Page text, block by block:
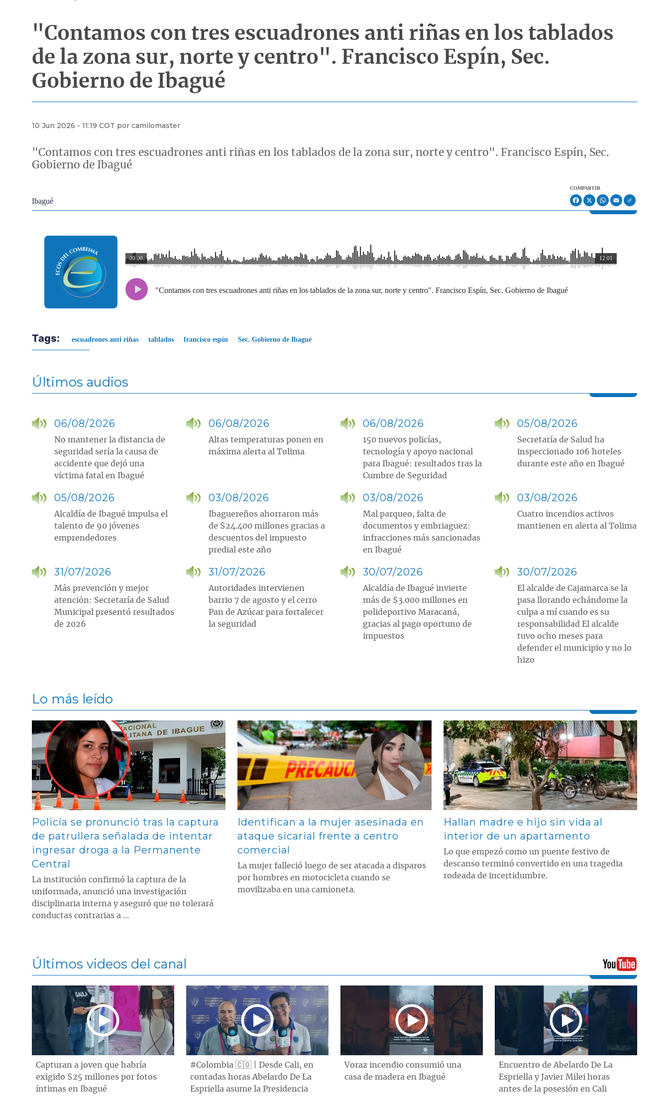
"Contamos con tres escuadrones anti riñas en los tablados
de la zona sur, norte y centro". Francisco Espín, Sec.
Gobierno de Ibagué
10 Jun 2026 - 11:19 COT por camilomaster
"Contamos con tres escuadrones anti riñas en los tablados de la zona sur, norte y centro". Francisco Espín, Sec.
Gobierno de Ibagué
Econoticias y Eventos
Ibagué
COMPARTIR
Facebook
X WhatsApp
Email
12:01
00:00
"Contamos con tres escuadrones anti riñas en los tablados de la zona sur, norte y centro". Francisco Espín, Sec. Gobierno de Ibagué
Tags: escuadrones anti riñas tablados francisco espín Sec. Gobierno de Ibagué
Últimos audios
06/08/2026
No mantener la distancia de
seguridad sería la causa de
accidente que dejó una
víctima fatal en Ibagué
06/08/2026
Altas temperaturas ponen en
máxima alerta al Tolima
06/08/2026
150 nuevos policías,
tecnología y apoyo nacional
para Ibagué: resultados tras la
Cumbre de Seguridad
05/08/2026
Secretaría de Salud ha
inspeccionado 106 hoteles
durante este año en Ibagué
05/08/2026
Alcaldía de Ibagué impulsa el
talento de 90 jóvenes
emprendedores
03/08/2026
Ibaguereños ahorraron más
de $24.400 millones gracias a
descuentos del impuesto
predial este año
03/08/2026
Mal parqueo, falta de
documentos y embriaguez:
infracciones más sancionadas
en Ibagué
03/08/2026
Cuatro incendios activos
mantienen en alerta al Tolima
31/07/2026
Más prevención y mejor
atención: Secretaría de Salud
Municipal presentó resultados
de 2026
31/07/2026
Autoridades intervienen
barrio 7 de agosto y el cerro
Pan de Azúcar para fortalecer
la seguridad
30/07/2026
Alcaldía de Ibagué invierte
más de $3.000 millones en
polideportivo Maracaná,
gracias al pago oportuno de
impuestos
30/07/2026
El alcalde de Cajamarca se la
pasa llorando echándome la
culpa a mí cuando es su
responsabilidad El alcalde
tuvo ocho meses para
defender el municipio y no lo
hizo
Lo más leído
Contenido multimedia principal
Policía se pronunció tras la captura
de patrullera señalada de intentar
ingresar droga a la Permanente
Central
La institución confirmó la captura de la
uniformada, anunció una investigación
disciplinaria interna y aseguró que no tolerará
conductas contrarias a ...
Contenido multimedia principal
Identifican a la mujer asesinada en
ataque sicarial frente a centro
comercial
La mujer falleció luego de ser atacada a disparos
por hombres en motocicleta cuando se
movilizaba en una camioneta.
Contenido multimedia principal
Hallan madre e hijo sin vida al
interior de un apartamento
Lo que empezó como un puente festivo de
descanso terminó convertido en una tragedia
rodeada de incertidumbre.
Últimos videos del canal
Capturan a joven que habría
exigido $25 millones por fotos
íntimas en Ibagué
#Colombia 🇨🇴 | Desde Cali, en
contadas horas Abelardo De La
Espriella asume la Presidencia
Voraz incendio consumió una
casa de madera en Ibagué
Encuentro de Abelardo De La
Espriella y Javier Milei horas
antes de la posesión en Cali